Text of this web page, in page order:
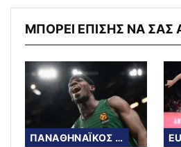
ΜΠΟΡΕΙ ΕΠΙΣΗΣ ΝΑ ΣΑΣ
ΠΑΝΑΘΗΝΑΪΚΟΣ ΜΠΑΣΚΕΤ